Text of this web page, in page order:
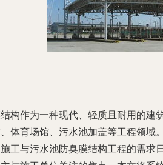
构作为一种现代、轻质且耐用的建
体育场馆、污水池加盖等工程领域
工与污水池防臭膜结构工程的需求